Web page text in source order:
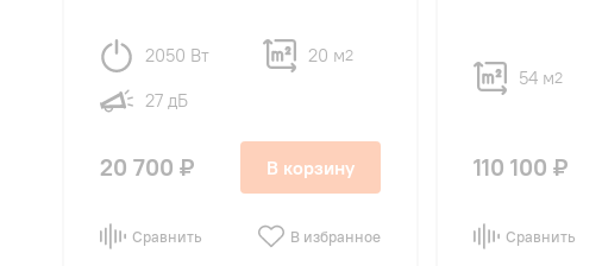
2050 Вт 20 м2
27 дБ
20 700 ₽ В корзину
Сравнить В избранное
54 м2
110 100 ₽
Сравнить